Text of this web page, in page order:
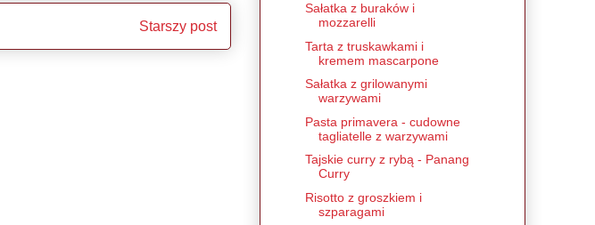
Starszy post
Sałatka z buraków i
mozzarelli
Tarta z truskawkami i
kremem mascarpone
Sałatka z grilowanymi
warzywami
Pasta primavera - cudowne
tagliatelle z warzywami
Tajskie curry z rybą - Panang
Curry
Risotto z groszkiem i
szparagami